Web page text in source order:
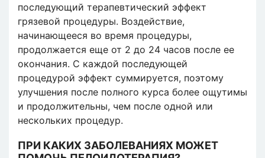
последующий терапевтический эффект
грязевой процедуры. Воздействие,
начинающееся во время процедуры,
продолжается еще от 2 до 24 часов после ее
окончания. С каждой последующей
процедурой эффект суммируется, поэтому
улучшения после полного курса более ощутимы
и продолжительны, чем после одной или
нескольких процедур.
ПРИ КАКИХ ЗАБОЛЕВАНИЯХ МОЖЕТ